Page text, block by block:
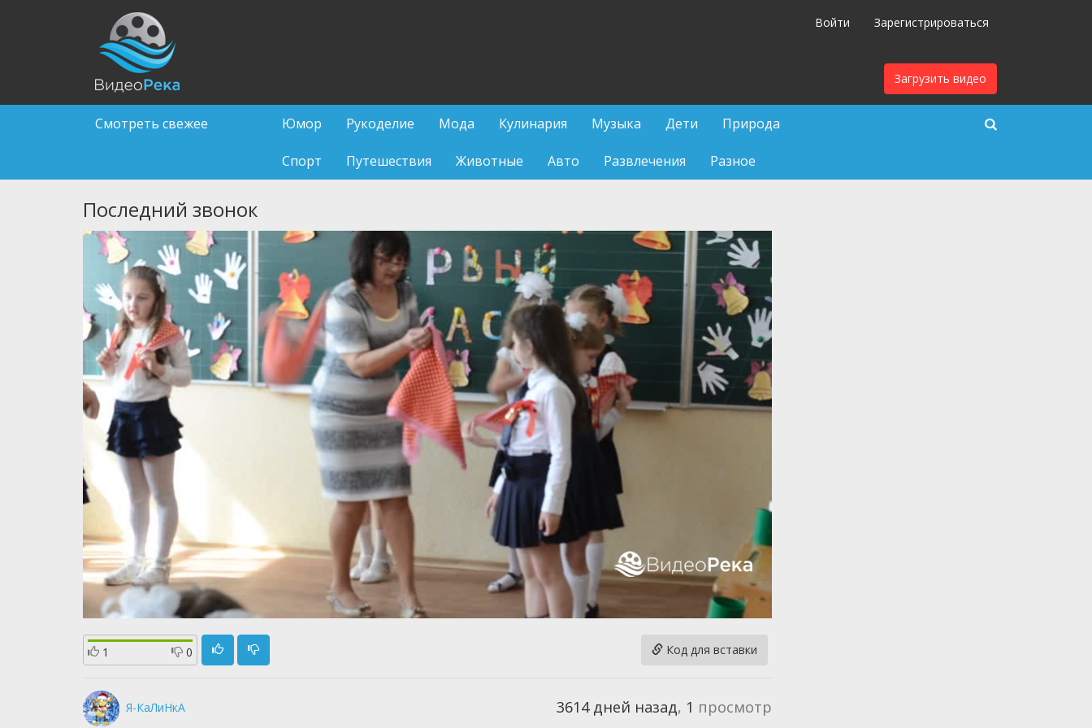
Войти Зарегистрироваться
Загрузить видео
Смотреть свежее Юмор Рукоделие Мода Кулинария Музыка Дети Природа
Спорт Путешествия Животные Авто Развлечения Разное
Последний звонок
1 0 Код для вставки
Я-КаЛиНкА 3614 дней назад, 1 просмотр